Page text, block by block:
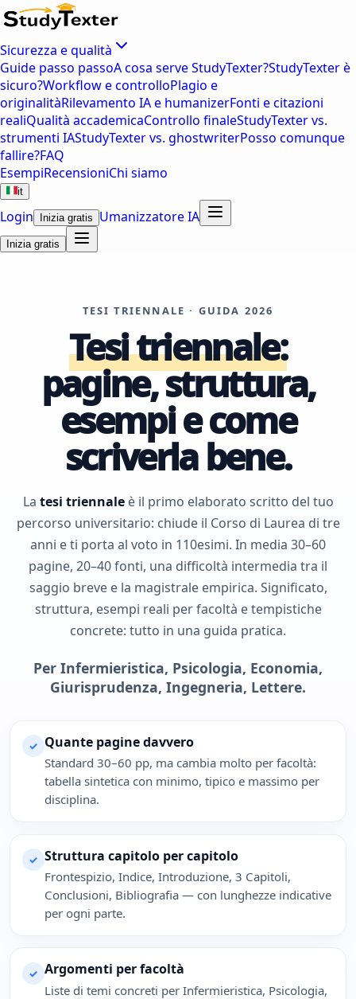
Sicurezza e qualità
Guide passo passoA cosa serve StudyTexter?StudyTexter è
sicuro?Workflow e controlloPlagio e
originalitàRilevamento IA e humanizerFonti e citazioni
realiQualità accademicaControllo finaleStudyTexter vs.
strumenti IAStudyTexter vs. ghostwriterPosso comunque
fallire?FAQ
EsempiRecensioniChi siamo
it
Login Inizia gratis Umanizzatore IA
Inizia gratis
TESI TRIENNALE · GUIDA 2026
Tesi triennale:
pagine, struttura,
esempi e come
scriverla bene.
La tesi triennaleè il primo elaborato scritto del tuo
percorso universitario: chiude il Corso di Laurea di tre
anni e ti porta al voto in 110esimi. In media 30–60
pagine, 20–40 fonti, una difficoltà intermedia tra il
saggio breve e la magistrale empirica. Significato,
struttura, esempi reali per facoltà e tempistiche
concrete: tutto in una guida pratica.
Per Infermieristica, Psicologia, Economia,
Giurisprudenza, Ingegneria, Lettere.
✓ Quante pagine davvero
Standard 30–60 pp, ma cambia molto per facoltà:
tabella sintetica con minimo, tipico e massimo per
disciplina.
✓ Struttura capitolo per capitolo
Frontespizio, Indice, Introduzione, 3 Capitoli,
Conclusioni, Bibliografia — con lunghezze indicative
per ogni parte.
✓ Argomenti per facoltà
Liste di temi concreti per Infermieristica, Psicologia,